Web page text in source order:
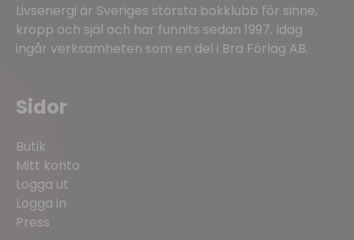
Livsenergi är Sveriges största bokklubb för sinne,
kropp och själ och har funnits sedan 1997. Idag
ingår verksamheten som en del i Bra Förlag AB.
Sidor
Butik
Mitt konto
Logga ut
Logga in
Press